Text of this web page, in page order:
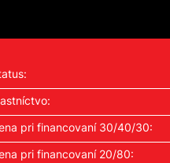
pri financovaní 30/40/30:
pri financovaní 20/80: